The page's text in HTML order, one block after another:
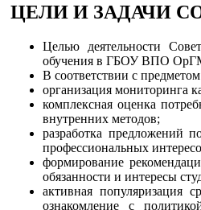
ЦЕЛИ И ЗАДАЧИ
Целью деятельности
обучения в ГБОУ ВПО
В соответствии с
организация мониторинга
комплексная оценка
внутренних методов;
разработка предложений
профессиональных
формирование
обязанности и интересы
активная популяризация
ознакомление с